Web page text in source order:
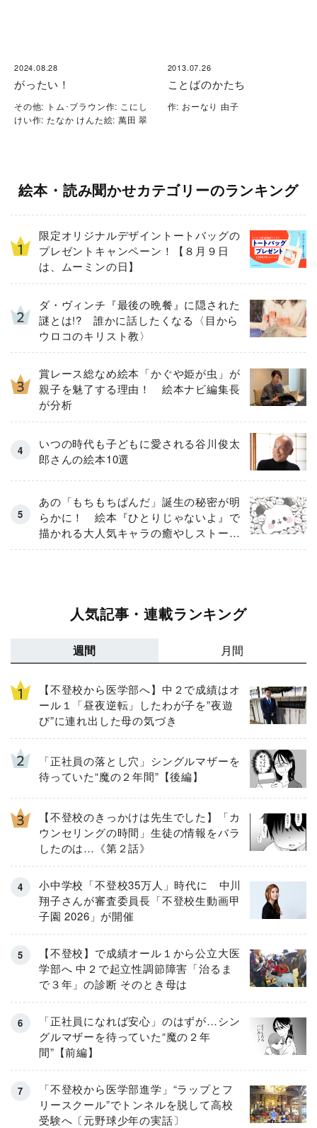
2024.08.28
がったい！
その他: トム･ブラウン作: こにし
けい作: たなか けんた絵: 萬田 翠
2013.07.26
ことばのかたち
作: おーなり 由子
絵本・読み聞かせカテゴリーのランキング
限定オリジナルデザイントートバッグの
プレゼントキャンペーン！【８月９日
は、ムーミンの日】
ダ・ヴィンチ『最後の晩餐』に隠された
謎とは!? 誰かに話したくなる〈目から
ウロコのキリスト教〉
賞レース総なめ絵本「かぐや姫が虫」が
親子を魅了する理由！ 絵本ナビ編集長
が分析
いつの時代も子どもに愛される谷川俊太
郎さんの絵本10選
あの「もちもちぱんだ」誕生の秘密が明
らかに！ 絵本『ひとりじゃないよ』で
描かれる大人気キャラの癒やしストーリ
ー
人気記事・連載ランキング
週間 月間
【不登校から医学部へ】中２で成績はオ
ール１「昼夜逆転」したわが子を”夜遊
び”に連れ出した母の気づき
「正社員の落とし穴」シングルマザーを
待っていた“魔の２年間”【後編】
【不登校のきっかけは先生でした】「カ
ウンセリングの時間」生徒の情報をバラ
したのは…《第２話》
小中学校「不登校35万人」時代に 中川
翔子さんが審査委員長「不登校生動画甲
子園 2026」が開催
【不登校】で成績オール１から公立大医
学部へ 中２で起立性調節障害「治るま
で３年」の診断 そのとき母は
「正社員になれば安心」のはずが…シン
グルマザーを待っていた“魔の２年
間”【前編】
「不登校から医学部進学」“ラップとフ
リースクール”でトンネルを脱して高校
受験へ〔元野球少年の実話〕